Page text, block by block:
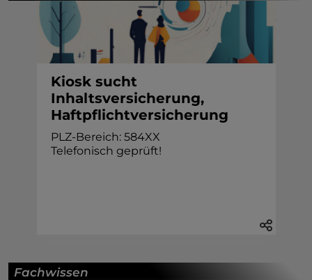
Kiosk sucht
Inhaltsversicherung,
Haftpflichtversicherung
PLZ-Bereich: 584XX
Telefonisch geprüft!
Fachwissen